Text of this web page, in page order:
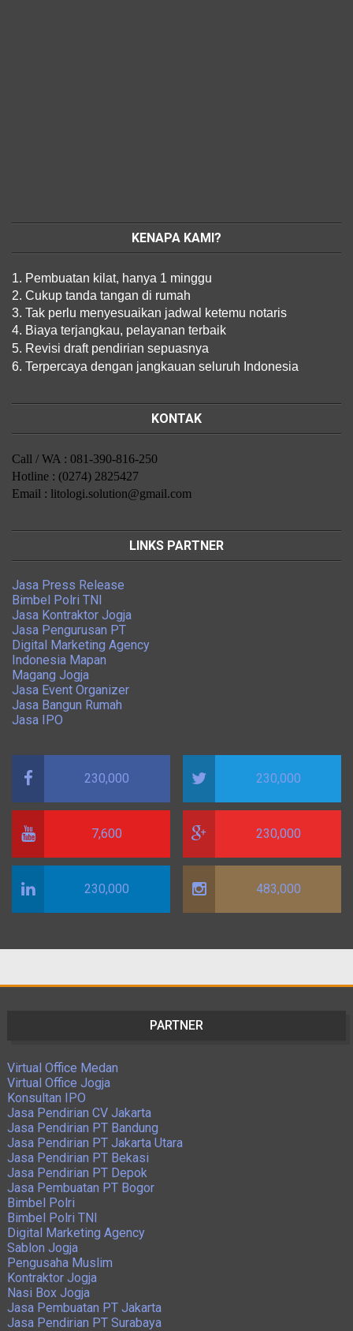
KENAPA KAMI?
1. Pembuatan kilat, hanya 1 minggu
2. Cukup tanda tangan di rumah
3. Tak perlu menyesuaikan jadwal ketemu notaris
4. Biaya terjangkau, pelayanan terbaik
5. Revisi draft pendirian sepuasnya
6. Terpercaya dengan jangkauan seluruh Indonesia
KONTAK
Call / WA : 081-390-816-250
Hotline : (0274) 2825427
Email : litologi.solution@gmail.com
LINKS PARTNER
Jasa Press Release
Bimbel Polri TNI
Jasa Kontraktor Jogja
Jasa Pengurusan PT
Digital Marketing Agency
Indonesia Mapan
Magang Jogja
Jasa Event Organizer
Jasa Bangun Rumah
Jasa IPO
230,000 230,000
7,600 230,000
230,000 483,000
PARTNER
Virtual Office Medan
Virtual Office Jogja
Konsultan IPO
Jasa Pendirian CV Jakarta
Jasa Pendirian PT Bandung
Jasa Pendirian PT Jakarta Utara
Jasa Pendirian PT Bekasi
Jasa Pendirian PT Depok
Jasa Pembuatan PT Bogor
Bimbel Polri
Bimbel Polri TNI
Digital Marketing Agency
Sablon Jogja
Pengusaha Muslim
Kontraktor Jogja
Nasi Box Jogja
Jasa Pembuatan PT Jakarta
Jasa Pendirian PT Surabaya